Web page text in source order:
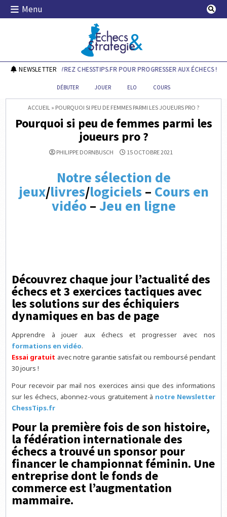
Skip
Menu
Echecs & Stratégie
NEWSLETTER
DÉCOUVREZ CHESSTIPS.FR POUR PROGRESSER AUX ÉCHECS !
DÉBUTER JOUER ELO COURS
ACCUEIL » POURQUOI SI PEU DE FEMMES PARMI LES JOUEURS PRO ?
Pourquoi si peu de femmes parmi les
joueurs pro ?
PHILIPPE DORNBUSCH 15 OCTOBRE 2021
Notre sélection de
jeux/livres/logiciels– Cours en
vidéo–Jeu en ligne
Découvrez chaque jour l’actualité des
échecs et 3 exercices tactiques avec
les solutions sur des échiquiers
dynamiques en bas de page
Apprendre à jouer aux échecs et progresser avec nos
formations en vidéo.
Essai gratuit avec notre garantie satisfait ou remboursé pendant
30 jours !
Pour recevoir par mail nos exercices ainsi que des informations
sur les échecs, abonnez-vous gratuitement à notre Newsletter
ChessTips.fr
Pour la première fois de son histoire,
la fédération internationale des
échecs a trouvé un sponsor pour
financer le championnat féminin. Une
entreprise dont le fonds de
commerce est l’augmentation
mammaire.